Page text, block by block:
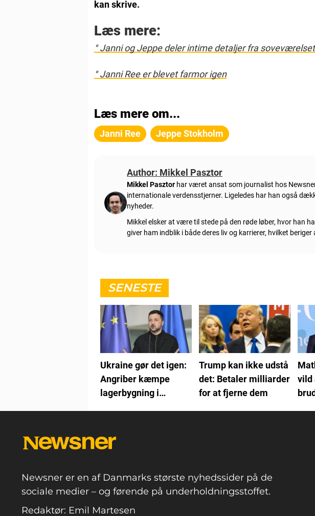
kan skrive.
Læs mere:
° Janni og Jeppe deler intime detaljer fra soveværelset
° Janni Ree er blevet farmor igen
Læs mere om...
Janni Ree Jeppe Stokholm
Author: Mikkel Pasztor
Mikkel Pasztor har været ansat som journalist hos
internationale verdensstjerner. Ligeledes har han også
nyheder.
Mikkel elsker at være til stede på den røde løber, hvor han
giver ham indblik i både deres liv og karrierer, hvilket
SENESTE
Ukraine gør det igen:
Angriber kæmpe
lagerbygning i
Trump kan ikke udstå
det: Betaler milliarder
for at fjerne dem
vild
Newsner er en af Danmarks største nyhedssider på de
sociale medier – og førende på underholdningsstoffet.
Redaktør: Emil Martesen